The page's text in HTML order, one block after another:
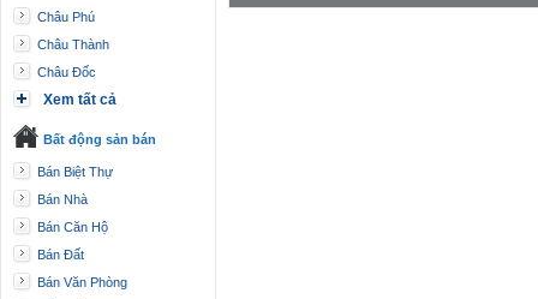
Châu Phú
Châu Thành
Châu Đốc
Xem tất cả
Bất động sản bán
Bán Biệt Thự
Bán Nhà
Bán Căn Hộ
Bán Đất
Bán Văn Phòng